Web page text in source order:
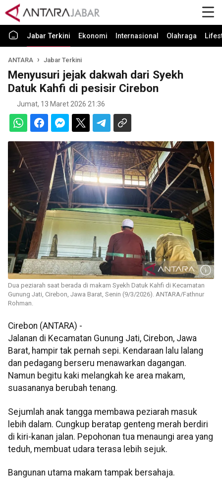
Jabar Terkini Ekonomi Internasional Olahraga
ANTARA Jabar Terkini
Menyusuri jejak dakwah dari Syekh
Datuk Kahfi di pesisir Cirebon
Jumat, 13 Maret 2026 21:36
Dua peziarah saat berada di makam Syekh Datuk Kahfi di Kecamatan
Gunung Jati, Cirebon, Jawa Barat, Senin (9/3/2026). ANTARA/Fathnur
Rohman.
Cirebon (ANTARA) -
Jalanan di Kecamatan Gunung Jati, Cirebon, Jawa
Barat, hampir tak pernah sepi. Kendaraan lalu lalang
dan pedagang berseru menawarkan dagangan.
Namun begitu kaki melangkah ke area makam,
suasananya berubah tenang.
Sejumlah anak tangga membawa peziarah masuk
lebih dalam. Cungkup beratap genteng merah berdiri
di kiri-kanan jalan. Pepohonan tua menaungi area yang
teduh, membuat udara terasa lebih sejuk.
Bangunan utama makam tampak bersahaja.